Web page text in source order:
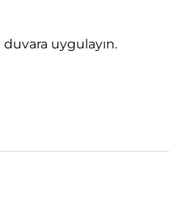
duvara uygulayın.